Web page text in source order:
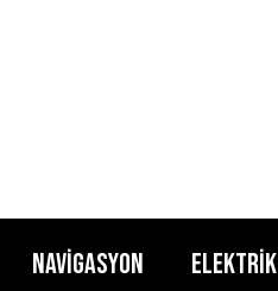
NAVİGASYON ELEKTRİK